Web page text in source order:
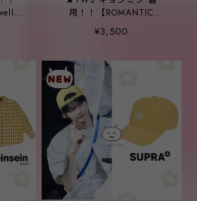
用！！【ROMANTIC
CROWN】Cat Drawing
Vintage T-Shirt_Ivory
¥3,500